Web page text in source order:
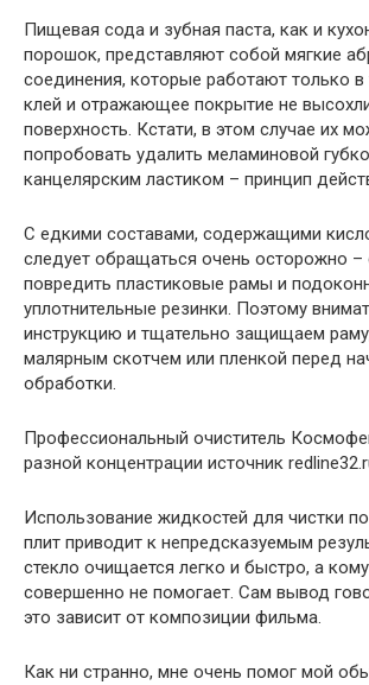
Пищевая сода и зубная паста, как и
порошок, представляют собой мягкие
соединения, которые работают только в
клей и отражающее покрытие не
поверхность. Кстати, в этом случае их
попробовать удалить меламиновой
канцелярским ластиком – принцип
С едкими составами, содержащими
следует обращаться очень осторожно –
повредить пластиковые рамы и
уплотнительные резинки. Поэтому
инструкцию и тщательно защищаем
малярным скотчем или пленкой перед
обработки.
Профессиональный очиститель
разной концентрации источник
Использование жидкостей для чистки
плит приводит к непредсказуемым
стекло очищается легко и быстро, а
совершенно не помогает. Сам вывод
это зависит от композиции фильма.
Как ни странно, мне очень помог мой